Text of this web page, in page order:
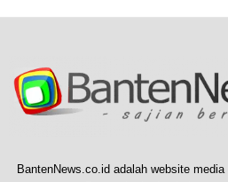
BantenNews.co.id adalah website